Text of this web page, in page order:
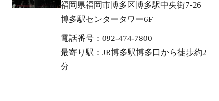
福岡県福岡市博多区博多駅中央街7-26
博多駅センタータワー6F
電話番号：092-474-7800
最寄り駅：JR博多駅博多口から徒歩約2
分